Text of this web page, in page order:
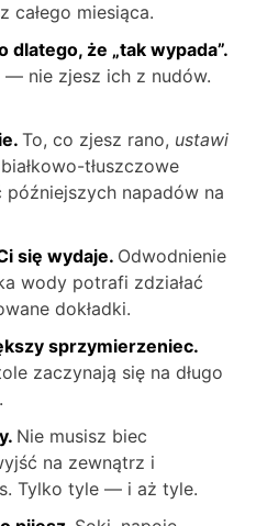
całego miesiąca.
dlatego, że „tak wypada”.
nie zjesz ich z nudów.
To, co zjesz rano, ustawi
tłuszczowe
późniejszych napadów na
się wydaje. Odwodnienie
wody potrafi zdziałać
dokładki.
sprzymierzeniec.
zaczynają się na długo
Nie musisz biec
na zewnątrz i
Tylko tyle — i aż tyle.